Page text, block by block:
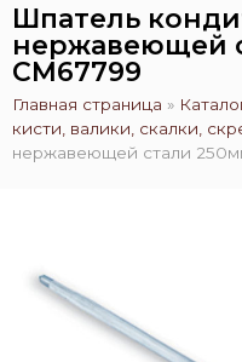
Шпатель
нержавеющей
CM67799
Главная страница »
кисти, валики, скалки,
нержавеющей стали